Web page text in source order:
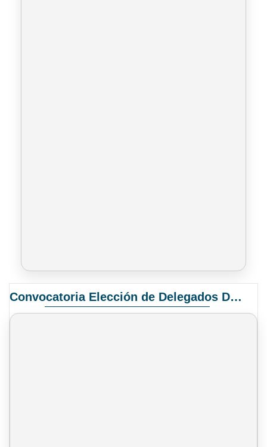
Convocatoria Elección de Delegados Docentes para el XIV Congreso Nacional de Universidades